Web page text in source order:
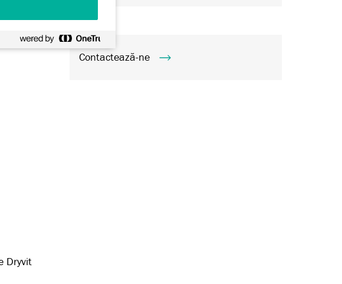
Contactează-ne
Dryvit